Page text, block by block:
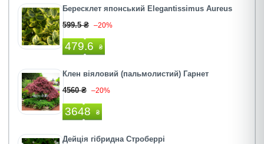
Бересклет японський Elegantissimus Aureus
599.5 ₴ –20%
479.6 ₴
Клен віяловий (пальмолистий) Гарнет
4560 ₴ –20%
3648 ₴
Дейція гібридна Строберрі